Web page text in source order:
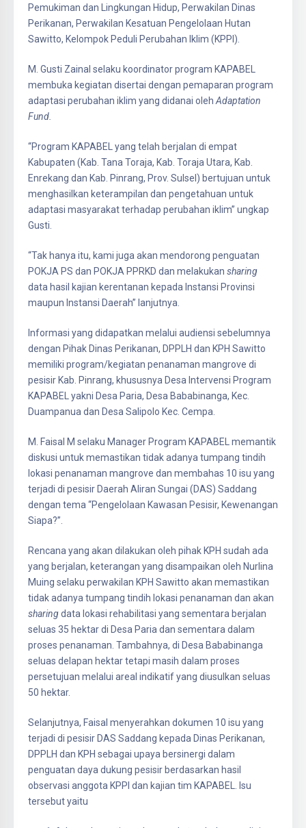
Pemukiman dan Lingkungan Hidup, Perwakilan Dinas
Perikanan, Perwakilan Kesatuan Pengelolaan Hutan
Sawitto, Kelompok Peduli Perubahan Iklim (KPPI).
M. Gusti Zainal selaku koordinator program KAPABEL
membuka kegiatan disertai dengan pemaparan program
adaptasi perubahan iklim yang didanai oleh Adaptation
Fund.
“Program KAPABEL yang telah berjalan di empat
Kabupaten (Kab. Tana Toraja, Kab. Toraja Utara, Kab.
Enrekang dan Kab. Pinrang, Prov. Sulsel) bertujuan untuk
menghasilkan keterampilan dan pengetahuan untuk
adaptasi masyarakat terhadap perubahan iklim” ungkap
Gusti.
“Tak hanya itu, kami juga akan mendorong penguatan
POKJA PS dan POKJA PPRKD dan melakukan sharing
data hasil kajian kerentanan kepada Instansi Provinsi
maupun Instansi Daerah” lanjutnya.
Informasi yang didapatkan melalui audiensi sebelumnya
dengan Pihak Dinas Perikanan, DPPLH dan KPH Sawitto
memiliki program/kegiatan penanaman mangrove di
pesisir Kab. Pinrang, khususnya Desa Intervensi Program
KAPABEL yakni Desa Paria, Desa Bababinanga, Kec.
Duampanua dan Desa Salipolo Kec. Cempa.
M. Faisal M selaku Manager Program KAPABEL memantik
diskusi untuk memastikan tidak adanya tumpang tindih
lokasi penanaman mangrove dan membahas 10 isu yang
terjadi di pesisir Daerah Aliran Sungai (DAS) Saddang
dengan tema “Pengelolaan Kawasan Pesisir, Kewenangan
Siapa?”.
Rencana yang akan dilakukan oleh pihak KPH sudah ada
yang berjalan, keterangan yang disampaikan oleh Nurlina
Muing selaku perwakilan KPH Sawitto akan memastikan
tidak adanya tumpang tindih lokasi penanaman dan akan
sharingdata lokasi rehabilitasi yang sementara berjalan
seluas 35 hektar di Desa Paria dan sementara dalam
proses penanaman. Tambahnya, di Desa Bababinanga
seluas delapan hektar tetapi masih dalam proses
persetujuan melalui areal indikatif yang diusulkan seluas
50 hektar.
Selanjutnya, Faisal menyerahkan dokumen 10 isu yang
terjadi di pesisir DAS Saddang kepada Dinas Perikanan,
DPPLH dan KPH sebagai upaya bersinergi dalam
penguatan daya dukung pesisir berdasarkan hasil
observasi anggota KPPI dan kajian tim KAPABEL. Isu
tersebut yaitu